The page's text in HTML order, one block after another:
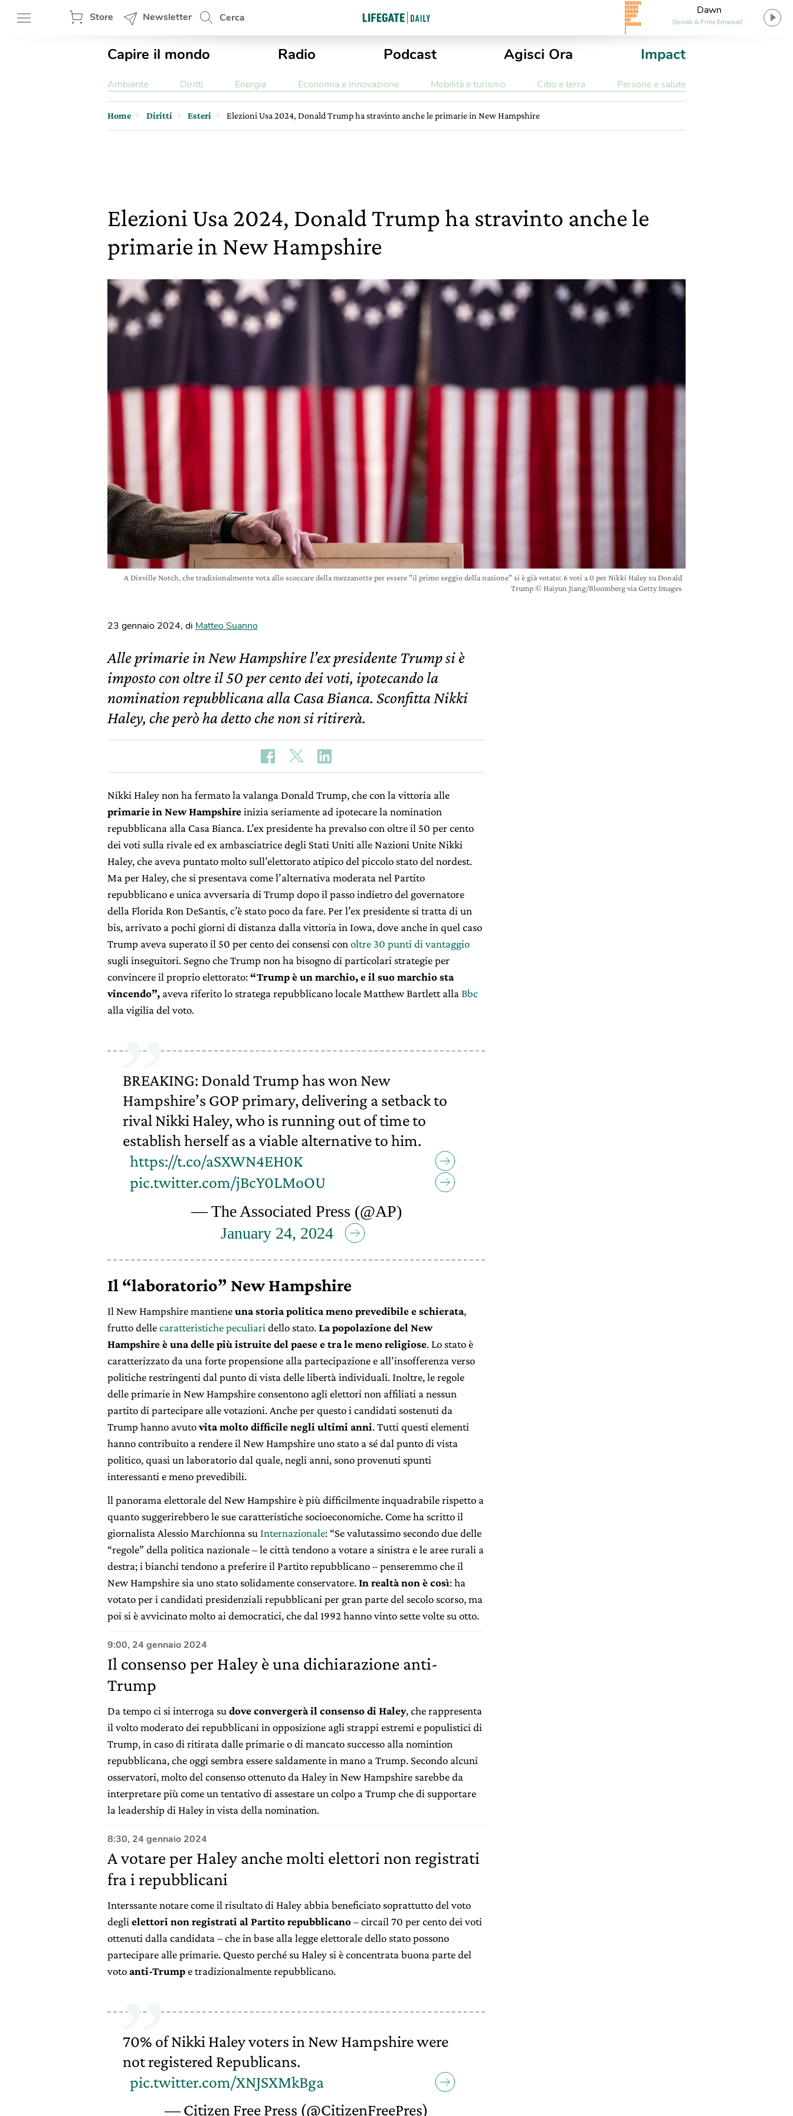
Store Newsletter Cerca
Dawn
Spivak & Prins Emanuel
Capire il mondo Radio Podcast Agisci Ora Impact
Ambiente Diritti Energia Economia e innovazione Mobilità e turismo Cibo e terra Persone e salute
Home Diritti Esteri Elezioni Usa 2024, Donald Trump ha stravinto anche le primarie in New Hampshire
Elezioni Usa 2024, Donald Trump ha stravinto anche le
primarie in New Hampshire
A Dixville Notch, che tradizionalmente vota allo scoccare della mezzanotte per essere "il primo seggio della nazione" si è già votato: 6 voti a 0 per Nikki Haley su Donald
Trump © Haiyun Jiang/Bloomberg via Getty Images
23 gennaio 2024, di Matteo Suanno
Alle primarie in New Hampshire l’ex presidente Trump si è
imposto con oltre il 50 per cento dei voti, ipotecando la
nomination repubblicana alla Casa Bianca. Sconfitta Nikki
Haley, che però ha detto che non si ritirerà.
Nikki Haley non ha fermato la valanga Donald Trump, che con la vittoria alle
primarie in New Hampshireinizia seriamente ad ipotecare la nomination
repubblicana alla Casa Bianca. L’ex presidente ha prevalso con oltre il 50 per cento
dei voti sulla rivale ed ex ambasciatrice degli Stati Uniti alle Nazioni Unite Nikki
Haley, che aveva puntato molto sull’elettorato atipico del piccolo stato del nordest.
Ma per Haley, che si presentava come l’alternativa moderata nel Partito
repubblicano e unica avversaria di Trump dopo il passo indietro del governatore
della Florida Ron DeSantis, c’è stato poco da fare. Per l’ex presidente si tratta di un
bis, arrivato a pochi giorni di distanza dalla vittoria in Iowa, dove anche in quel caso
Trump aveva superato il 50 per cento dei consensi con oltre 30 punti di vantaggio
sugli inseguitori. Segno che Trump non ha bisogno di particolari strategie per
convincere il proprio elettorato: “Trump è un marchio, e il suo marchio sta
vincendo”, aveva riferito lo stratega repubblicano locale Matthew Bartlett alla Bbc
alla vigilia del voto.
BREAKING: Donald Trump has won New
Hampshire’s GOP primary, delivering a setback to
rival Nikki Haley, who is running out of time to
establish herself as a viable alternative to him.
https://t.co/aSXWN4EH0K
pic.twitter.com/jBcY0LMoOU
— The Associated Press (@AP)
January 24, 2024
Il “laboratorio” New Hampshire
Il New Hampshire mantieneuna storia politica meno prevedibile e schierata,
frutto dellecaratteristiche peculiari dello stato.La popolazione del New
Hampshire è una delle più istruite del paese e tra le meno religiose. Lo stato è
caratterizzato da una forte propensione alla partecipazione e all’insofferenza verso
politiche restringenti dal punto di vista delle libertà individuali. Inoltre, le regole
delle primarie in New Hampshire consentono agli elettori non affiliati a nessun
partito di partecipare alle votazioni. Anche per questo i candidati sostenuti da
Trump hanno avutovita molto difficile negli ultimi anni. Tutti questi elementi
hanno contribuito a rendere il New Hampshire uno stato a sé dal punto di vista
politico, quasi un laboratorio dal quale, negli anni, sono provenuti spunti
interessanti e meno prevedibili.
ll panorama elettorale del New Hampshire è più difficilmente inquadrabile rispetto a
quanto suggerirebbero le sue caratteristiche socioeconomiche. Come ha scritto il
giornalista Alessio Marchionna su Internazionale: “Se valutassimo secondo due delle
“regole” della politica nazionale – le città tendono a votare a sinistra e le aree rurali a
destra; i bianchi tendono a preferire il Partito repubblicano – penseremmo che il
New Hampshire sia uno stato solidamente conservatore.In realtà non è così: ha
votato per i candidati presidenziali repubblicani per gran parte del secolo scorso, ma
poi si è avvicinato molto ai democratici, che dal 1992 hanno vinto sette volte su otto.
9:00, 24 gennaio 2024
Il consenso per Haley è una dichiarazione anti-
Trump
Da tempo ci si interroga su dove convergerà il consenso di Haley, che rappresenta
il volto moderato dei repubblicani in opposizione agli strappi estremi e populistici di
Trump, in caso di ritirata dalle primarie o di mancato successo alla nomintion
repubblicana, che oggi sembra essere saldamente in mano a Trump. Secondo alcuni
osservatori, molto del consenso ottenuto da Haley in New Hampshire sarebbe da
interpretare più come un tentativo di assestare un colpo a Trump che di supportare
la leadership di Haley in vista della nomination.
8:30, 24 gennaio 2024
A votare per Haley anche molti elettori non registrati
fra i repubblicani
Interssante notare come il risultato di Haley abbia beneficiato soprattutto del voto
degli elettori non registrati al Partito repubblicano– circail 70 per cento dei voti
ottenuti dalla candidata – che in base alla legge elettorale dello stato possono
partecipare alle primarie. Questo perché su Haley si è concentrata buona parte del
votoanti-Trumpe tradizionalmente repubblicano.
70% of Nikki Haley voters in New Hampshire were
not registered Republicans.
pic.twitter.com/XNJSXMkBga
— Citizen Free Press (@CitizenFreePres)